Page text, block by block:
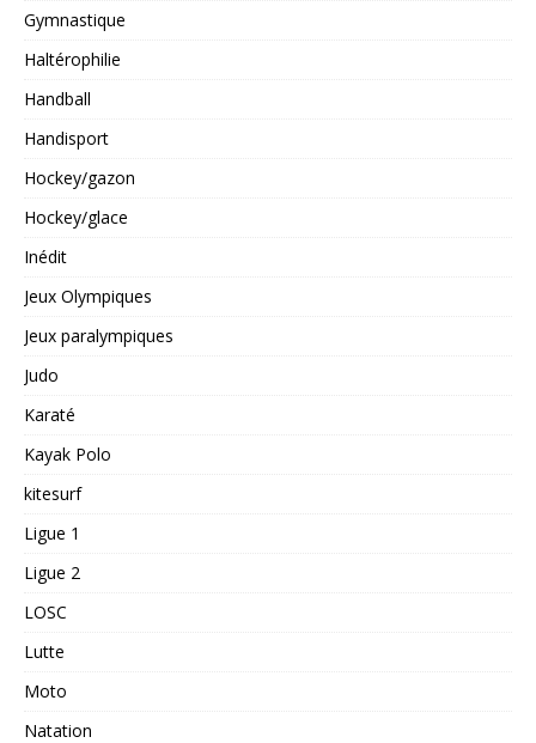
Gymnastique
Haltérophilie
Handball
Handisport
Hockey/gazon
Hockey/glace
Inédit
Jeux Olympiques
Jeux paralympiques
Judo
Karaté
Kayak Polo
kitesurf
Ligue 1
Ligue 2
LOSC
Lutte
Moto
Natation